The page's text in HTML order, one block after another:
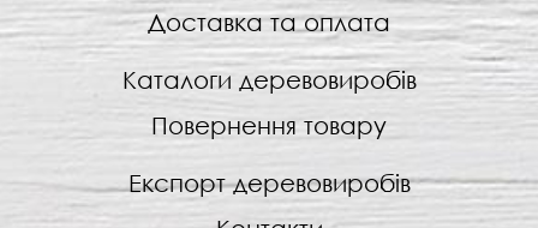
Доставка та оплата
Каталоги деревовиробів
Повернення товару
Експорт деревовиробів